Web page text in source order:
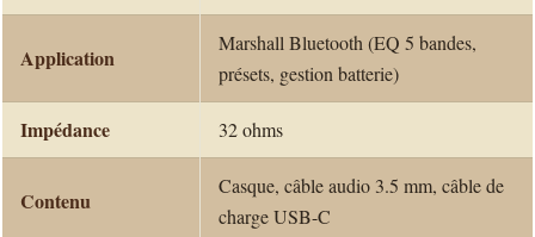
Application
Marshall Bluetooth (EQ 5 bandes,
présets, gestion batterie)
Impédance 32 ohms
Contenu
Casque, câble audio 3.5 mm, câble de
charge USB-C